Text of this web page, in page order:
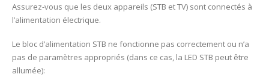
Assurez-vous que les deux appareils (STB et TV) sont connectés à
l’alimentation électrique.
Le bloc d’alimentation STB ne fonctionne pas correctement ou n’a
pas de paramètres appropriés (dans ce cas, la LED STB peut être
allumée):